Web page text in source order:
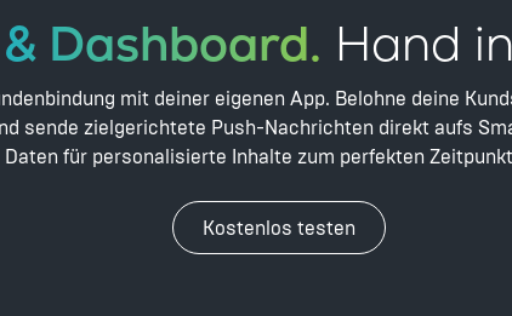
Dashboard. Hand
mit deiner eigenen App. Belohne deine
sende zielgerichtete Push-Nachrichten direkt aufs
für personalisierte Inhalte zum perfekten
Kostenlos testen